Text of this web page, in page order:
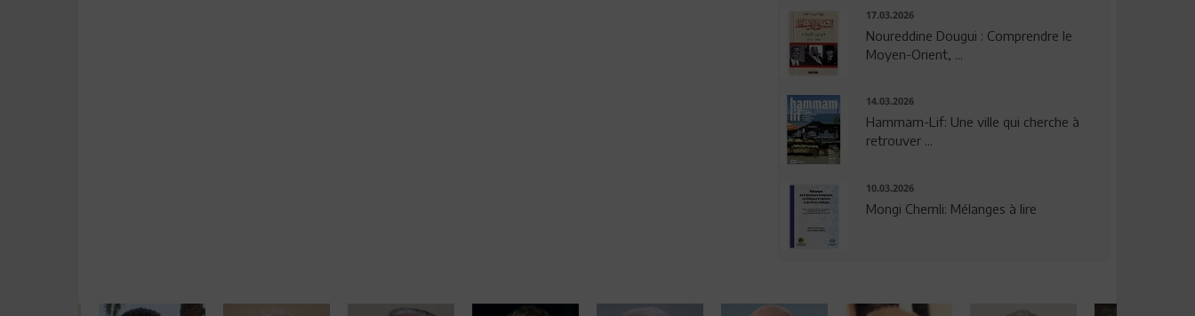
17.03.2026
Noureddine Dougui : Comprendre le
Moyen-Orient, ...
14.03.2026
Hammam-Lif: Une ville qui cherche à
retrouver ...
10.03.2026
Mongi Chemli: Mélanges à lire